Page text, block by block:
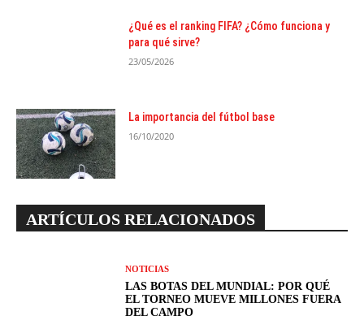
¿Qué es el ranking FIFA? ¿Cómo funciona y
para qué sirve?
23/05/2026
La importancia del fútbol base
16/10/2020
ARTÍCULOS RELACIONADOS
NOTICIAS
LAS BOTAS DEL MUNDIAL: POR QUÉ
EL TORNEO MUEVE MILLONES FUERA
DEL CAMPO